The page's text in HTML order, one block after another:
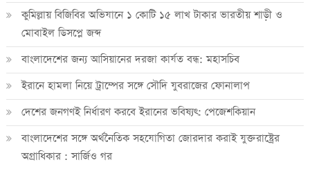
কুমিল্লায় বিজিবির অভিযানে ১ কোটি ১৫ লাখ টাকার ভারতীয় শাড়ী ও
মোবাইল ডিসপ্লে জব্দ
বাংলাদেশের জন্য আসিয়ানের দরজা কার্যত বন্ধ: মহাসচিব
ইরানে হামলা নিয়ে ট্রাম্পের সঙ্গে সৌদি যুবরাজের ফোনালাপ
দেশের জনগণই নির্ধারণ করবে ইরানের ভবিষ্যৎ: পেজেশকিয়ান
বাংলাদেশের সঙ্গে অর্থনৈতিক সহযোগিতা জোরদার করাই যুক্তরাষ্ট্রের
অগ্রাধিকার : সার্জিও গর